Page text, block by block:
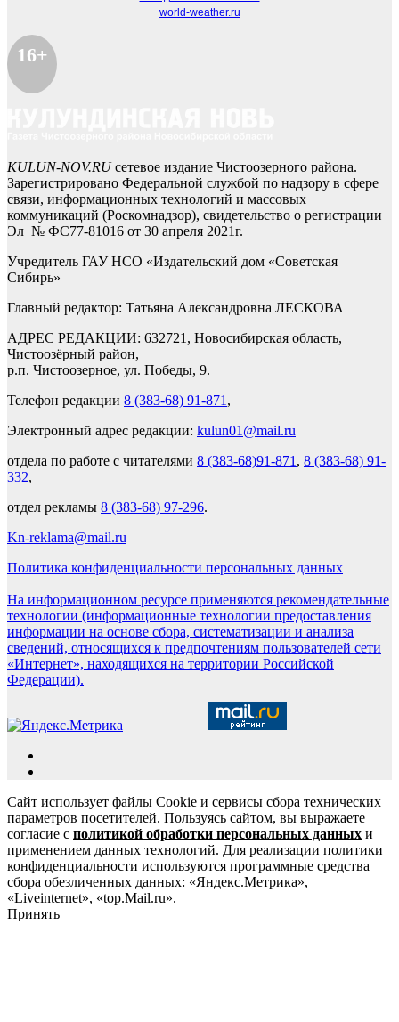
world-weather.ru
16+
KULUN-NOV.RUсетевое издание Чистоозерного района.
Зарегистрировано Федеральной службой по надзору в сфере
связи, информационных технологий и массовых
коммуникаций (Роскомнадзор), свидетельство о регистрации
Эл № ФС77-81016 от 30 апреля 2021г.
Учредитель ГАУ НСО «Издательский дом «Советская
Сибирь»
Главный редактор: Татьяна Александровна ЛЕСКОВА
АДРЕС РЕДАКЦИИ: 632721, Новосибирская область,
Чистоозёрный район,
р.п. Чистоозерное, ул. Победы, 9.
Телефон редакции 8 (383-68) 91-871 ,
Электронный адрес редакции: kulun01@mail.ru
отдела по работе с читателями 8 (383-68)91-871 , 8 (383-68) 91-
332,
отдел рекламы 8 (383-68) 97-296.
Kn-reklama@mail.ru
Политика конфиденциальности персональных данных
На информационном ресурсе применяются рекомендательные
технологии (информационные технологии предоставления
информации на основе сбора, систематизации и анализа
сведений, относящихся к предпочтениям пользователей сети
«Интернет», находящихся на территории Российской
Федерации).
Сайт использует файлы Cookie и сервисы сбора технических
параметров посетителей. Пользуясь сайтом, вы выражаете
согласие с политикой обработки персональных данных и
применением данных технологий. Для реализации политики
конфиденциальности используются программные средства
сбора обезличенных данных: «Яндекс.Метрика»,
«Liveinternet», «top.Mail.ru».
Принять